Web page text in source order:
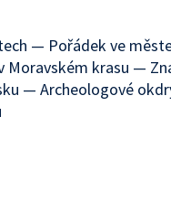
— Pořádek ve
Moravském krasu —
— Archeologové